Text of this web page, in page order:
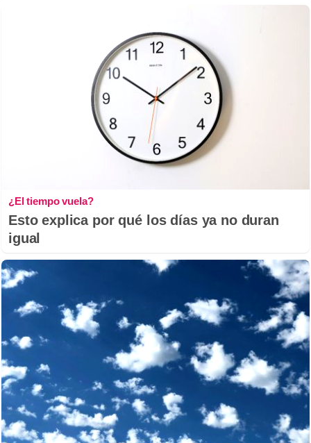
¿El tiempo vuela?
Esto explica por qué los días ya no duran
igual